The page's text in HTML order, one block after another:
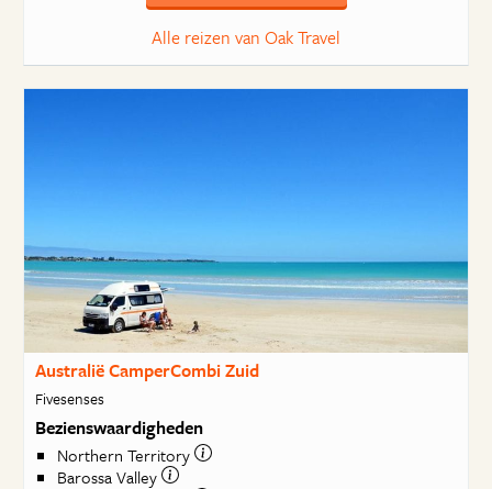
Alle reizen van Oak Travel
Australië CamperCombi Zuid
Fivesenses
Bezienswaardigheden
Northern Territory
Barossa Valley